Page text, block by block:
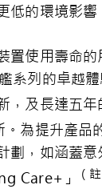
低的環境影響
置使用壽命的
系列的卓越
，及長達五年
。為提升產品
劃，如涵蓋
Care+」
（